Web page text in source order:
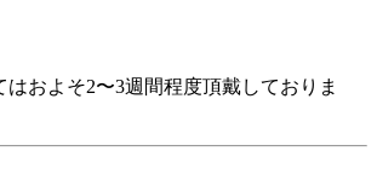
およそ2〜3週間程度頂戴しておりま